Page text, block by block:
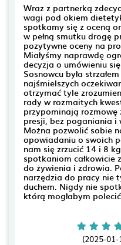
Wraz z partnerką
wagi pod okiem
spotkamy się z oceną
w pełną smutku drogę
pozytywne oceny na
Miałyśmy naprawdę
decyzja o umówieniu
Sosnowcu była
najśmielszych
otrzymać tyle
rady w rozmaitych
przypominają rozmowę
presji, bez poganiania i
Można pozwolić sobie
opowiadaniu o swoich
nam się zrzucić 14 i 8
spotkaniom całkowicie
do żywienia i zdrowia.
narzędzia do pracy nie
duchem. Nigdy nie
którą mogłabym
(2025-01-